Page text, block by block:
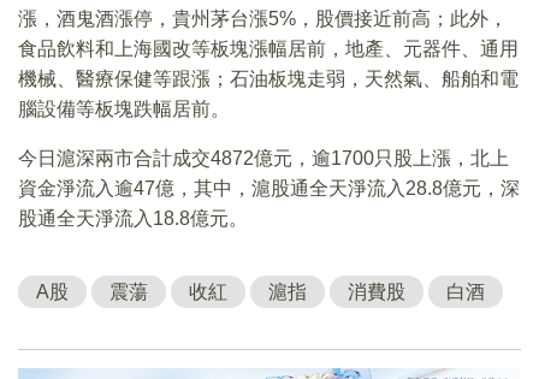
漲，酒鬼酒漲停，貴州茅台漲5%，股價接近前高；此外，
食品飲料和上海國改等板塊漲幅居前，地產、元器件、通用
機械、醫療保健等跟漲；石油板塊走弱，天然氣、船舶和電
腦設備等板塊跌幅居前。
今日滬深兩市合計成交4872億元，逾1700只股上漲，北上
資金淨流入逾47億，其中，滬股通全天淨流入28.8億元，深
股通全天淨流入18.8億元。
A股 震蕩 收紅 滬指 消費股 白酒